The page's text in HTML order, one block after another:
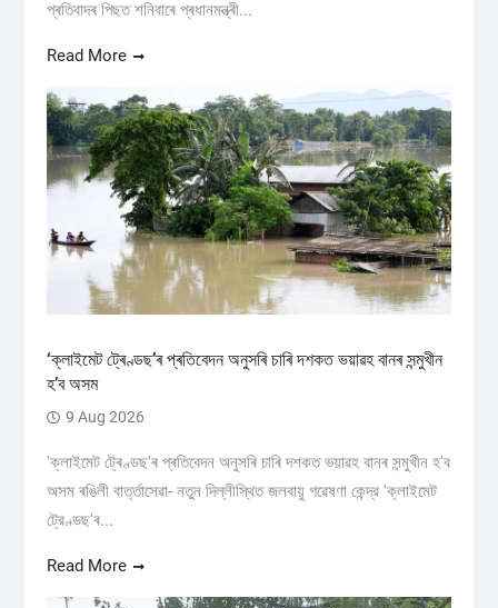
প্ৰতিবাদৰ পিছত শনিবাৰে প্ৰধানমন্ত্ৰী...
Read More
‘ক্লাইমেট ট্ৰেণ্ডছ’ৰ প্ৰতিবেদন অনুসৰি চাৰি দশকত ভয়াৱহ বানৰ সন্মুখীন
হ’ব অসম
9 Aug 2026
'ক্লাইমেট ট্ৰেণ্ডছ'ৰ প্ৰতিবেদন অনুসৰি চাৰি দশকত ভয়াৱহ বানৰ সন্মুখীন হ'ব
অসম ৰঙিলী বাৰ্ত্তাসেৱা- নতুন দিল্লীস্থিত জলবায়ু গৱেষণা কেন্দ্র 'ক্লাইমেট
ট্রেণ্ডছ'ৰ...
Read More